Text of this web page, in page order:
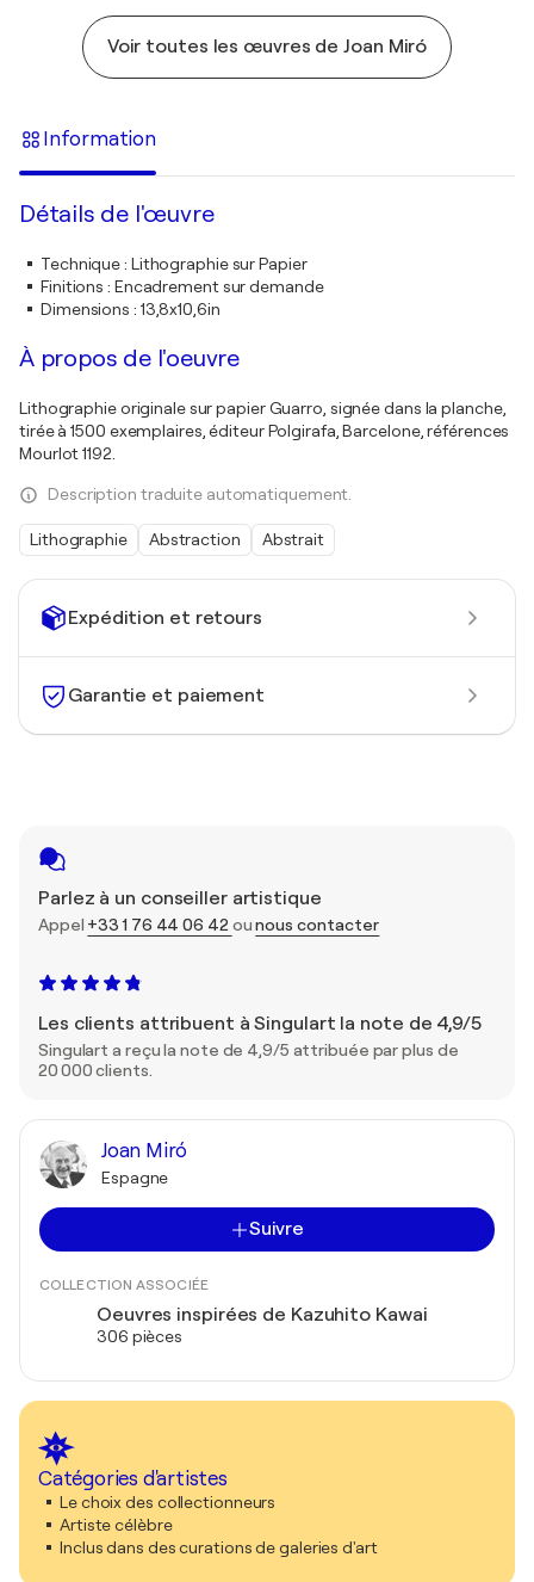
Expédition et retours
Garantie et paiement
Parlez à un conseiller artistique
Appel +33 1 76 44 06 42 ounous contacter
Les clients attribuent à Singulart la note de 4,9/5
Singulart a reçu la note de 4,9/5 attribuée par plus de
20 000 clients.
Joan Miró
Espagne
Suivre
COLLECTION ASSOCIÉE
Oeuvres inspirées de Kazuhito Kawai
306 pièces
Catégories d'artistes
Le choix des collectionneurs
Artiste célèbre
Inclus dans des curations de galeries d'art
Voir toutes les œuvres de Joan Miró
Information
Détails de l'œuvre
Technique: Lithographie sur Papier
Finitions : Encadrement sur demande
Dimensions : 13,8x10,6in
À propos de l'oeuvre
Lithographie originale sur papier Guarro, signée dans la planche,
tirée à 1500 exemplaires, éditeur Polgirafa, Barcelone, références
Mourlot 1192.
Description traduite automatiquement.
Lithographie Abstraction Abstrait